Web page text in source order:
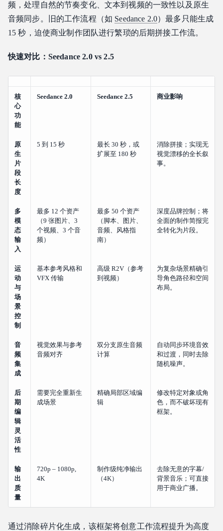
频，处理自然的节奏变化、文本到视频的一致性以及原生
音频同步。旧的工作流程（如 Seedance 2.0）最多只能生成
15 秒，迫使商业制作团队进行繁琐的后期拼接工作流。
快速对比：Seedance 2.0 vs 2.5
核
心
功
能
Seedance 2.0 Seedance 2.5 商业影响
原
生
片
段
长
度
5 到 15 秒
最长 30 秒，或
扩展至 180 秒
消除拼接；实现无
视觉漂移的全长叙
事。
多
模
态
输
入
最多 12 个资产
（9 张图片、3
个视频、3 个音
频）
最多 50 个资产
（脚本、图片、
音频、风格指
南）
深度品牌控制；将
全面的制作简报完
全转化为片段。
运
动
与
场
景
控
制
基本参考风格和
VFX 传输
高级 R2V（参考
到视频）
为复杂场景精确引
导角色路径和空间
布局。
音
频
集
成
视觉效果与参考
音频对齐
双分支原生音频
计算
自动同步环境音效
和过渡，同时去除
随机噪声。
后
期
编
辑
灵
活
性
需要完全重新生
成场景
精确局部区域编
辑
修改特定对象或角
色，而不破坏现有
框架。
输
出
质
量
720p – 1080p,
4K
制作级纯净输出
（4K）
去除无意的字幕/
背景音乐；可直接
用于商业广播。
通过消除碎片化生成，该框架将创意工作流程提升为高度